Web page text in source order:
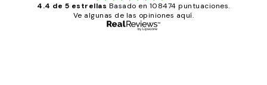
4.4 de 5 estrellas Basado en 108474 puntuaciones.
Ve algunas de las opiniones aquí.